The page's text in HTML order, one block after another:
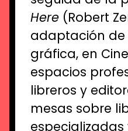
Here (Robert
adaptación de
gráfica, en
espacios
libreros y
mesas sobre